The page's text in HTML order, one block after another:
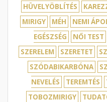
HÜVELYÖBLÍTÉS
MIRIGY
MÉH NEMI
EGÉSZSÉG
NŐI TEST
SZERELEM
SZERETET
SZÓDABIKARBÓNA
NEVELÉS
TEREMTÉS
TOBOZMIRIGY